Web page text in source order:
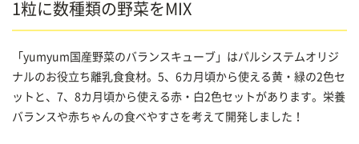
1粒に数種類の野菜をMIX
「yumyum国産野菜のバランスキューブ」はパルシステムオリジ
ナルのお役立ち離乳食食材。5、6カ月頃から使える黄・緑の2色セ
ットと、7、8カ月頃から使える赤・白2色セットがあります。栄養
バランスや赤ちゃんの食べやすさを考えて開発しました！